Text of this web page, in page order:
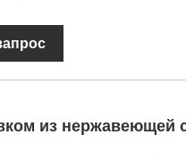
из нержавеющей